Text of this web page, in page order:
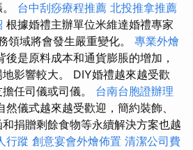
台中刮痧療程推薦 北投推拿推薦
根據婚禮主辦單位米維達婚禮專家
領域將會發生嚴重變化。 專業外燴
後是原料成本和通貨膨脹的增加，
影響較大。 DIY婚禮越來越受歡
任司儀或司儀。 台南台胞證辦理
然儀式越來越受歡迎，簡約裝飾、
捐贈剩餘食物等永續解決方案也越
行蹤 創意宴會外燴佈置 清潔公司費